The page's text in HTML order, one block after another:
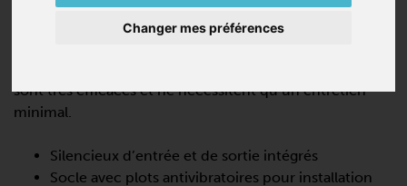
Changer mes préférences
SV 500/1 est une pompe turbo dynamique qui offre de
sont très efficaces et ne nécessitent qu’un entretien
minimal.
Silencieux d’entrée et de sortie intégrés
Socle avec plots antivibratoires pour installation